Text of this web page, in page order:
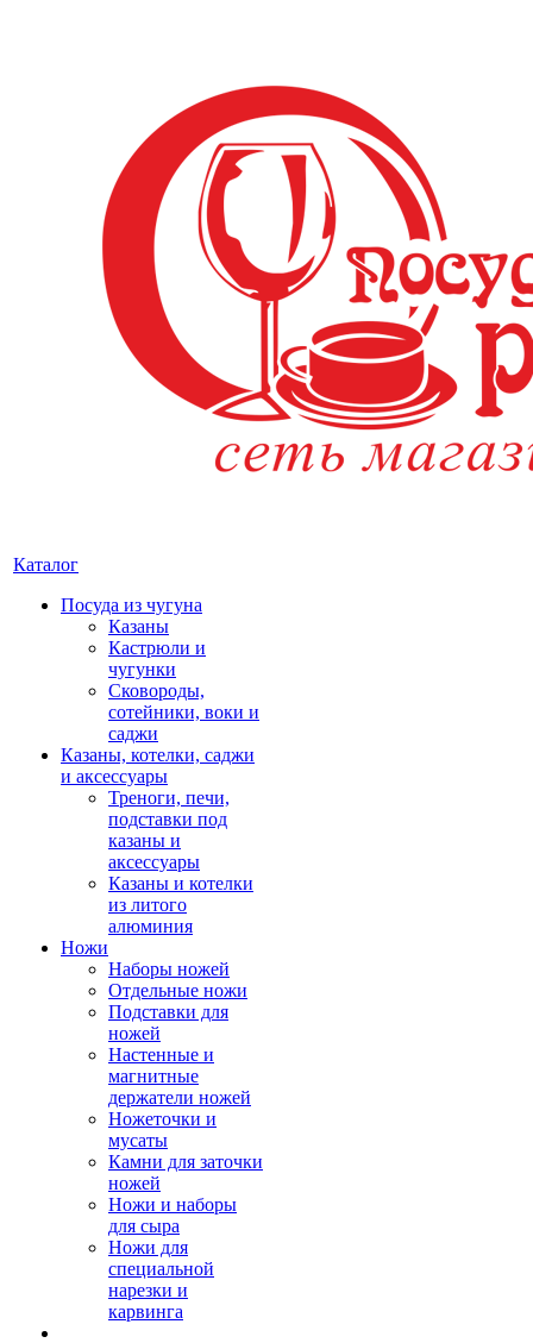
Каталог
Посуда из чугуна
Казаны
Кастрюли и
чугунки
Сковороды,
сотейники, воки и
саджи
Казаны, котелки, саджи
и аксессуары
Треноги, печи,
подставки под
казаны и
аксессуары
Казаны и котелки
из литого
алюминия
Ножи
Наборы ножей
Отдельные ножи
Подставки для
ножей
Настенные и
магнитные
держатели ножей
Ножеточки и
мусаты
Камни для заточки
ножей
Ножи и наборы
для сыра
Ножи для
специальной
нарезки и
карвинга